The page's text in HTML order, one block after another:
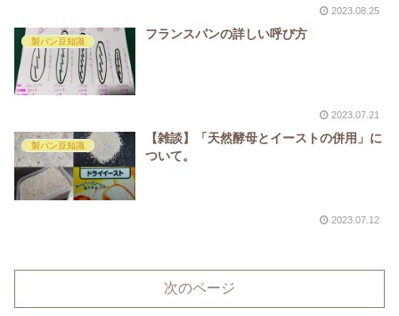
2023.08.25
製パン豆知識
フランスパンの詳しい呼び方
2023.07.21
製パン豆知識
【雑談】「天然酵母とイーストの併用」に
ついて。
2023.07.12
次のページ